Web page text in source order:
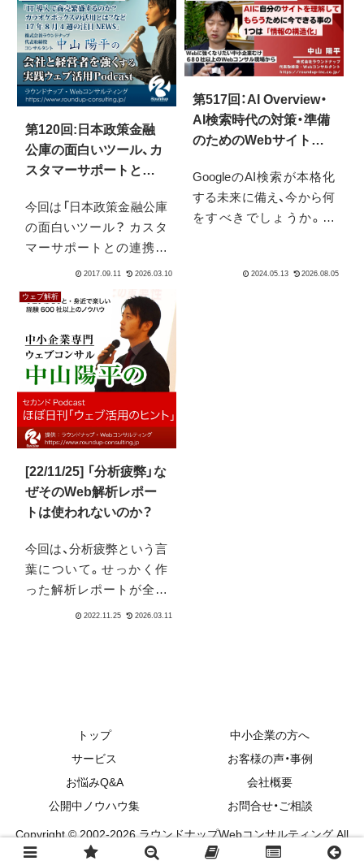
第120回:日本政策金融
公庫の面白いツール、カ
スタマーサポートとの
月1週の注目NEWS
今回は「日本政策金融公庫
の面白いツール？ カスタ
マーサポートとの連携の
重要性 など17年9月1週の
す。PodcastはiTunesの
Podcastディレクトリから
ダウンロード下さい。自
動的にダウンロードされ
て便利です。
第517回：AI Overview・
AI検索時代の対策・準備
のためのWebサイトの
GoogleのAI検索が本格化
する未来に備え、今から何
をすべきでしょうか。ユ
報がピンポイントで引用
ウェブ解析
[22/11/25] 「分析疲弊」な
ぜそのWeb解析レポー
トは使われないのか？
今回は、分析疲弊という言
葉について。せっかく作
った解析レポートが全然
意味を成していない、送っ
アーク１ｓｔ社がITmedia
の記事で使っている言葉
元に、なぜそのレポートは
会社に影響を与えられな
いのかについて、その原因
と対策を追いかけていき
トップ
中小企業の方へ
サービス
お客様の声・事例
お悩みQ&A
会社概要
公開中ノウハウ集
お問合せ・ご相談
Copyright © 2002-2026 ラウンドナップWebコンサルティング All
Rights Reserved.